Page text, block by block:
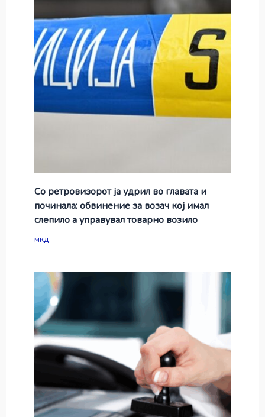
Со ретровизорот ја удрил во главата и
починала: обвинение за возач кој имал
слепило а управувал товарно возило
мкд